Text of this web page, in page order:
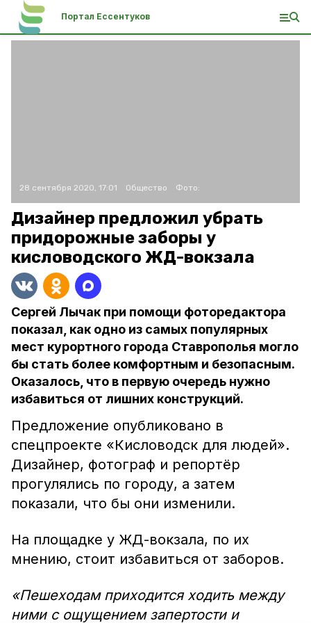
Портал Ессентуков
28 сентября 2020, 17:01 Общество Фото:
Дизайнер предложил убрать
придорожные заборы у
кисловодского ЖД-вокзала
Сергей Лычак при помощи фоторедактора
показал, как одно из самых популярных
мест курортного города Ставрополья могло
бы стать более комфортным и безопасным.
Оказалось, что в первую очередь нужно
избавиться от лишних конструкций.
Предложение опубликовано в
спецпроекте «Кисловодск для людей».
Дизайнер, фотограф и репортёр
прогулялись по городу, а затем
показали, что бы они изменили.
На площадке у ЖД-вокзала, по их
мнению, стоит избавиться от заборов.
«Пешеходам приходится ходить между
ними с ощущением запертости и